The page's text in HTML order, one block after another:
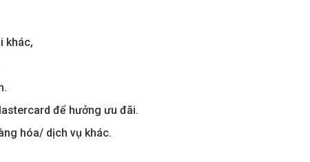
khác,
để hưởng ưu đãi.
hóa/ dịch vụ khác.